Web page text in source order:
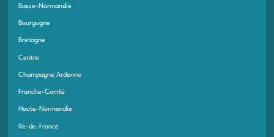
Basse-Normandie
Bourgogne
Bretagne
Centre
Champagne Ardenne
Franche-Comté
Haute-Normandie
Ile-de-France